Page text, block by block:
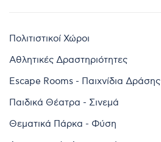
Πολιτιστικοί Χώροι
Αθλητικές Δραστηριότητες
Escape Rooms - Παιχνίδια Δράσης
Παιδικά Θέατρα - Σινεμά
Θεματικά Πάρκα - Φύση